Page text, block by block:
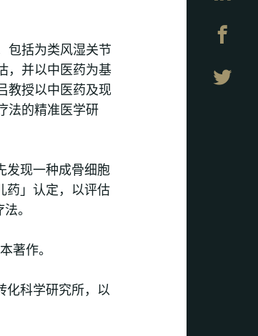
包括为类风湿关节
，并以中医药为基
教授以中医药及现
法的精准医学研
发现一种成骨细胞
药」认定，以评估
。
著作。
化科学研究所，以